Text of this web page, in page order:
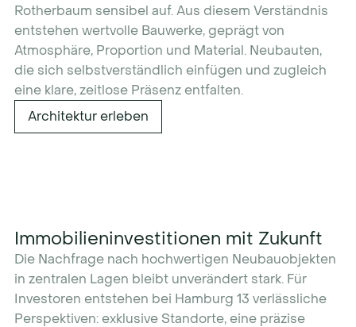
Rotherbaum sensibel auf. Aus diesem Verständnis
entstehen wertvolle Bauwerke, geprägt von
Atmosphäre, Proportion und Material. Neubauten,
die sich selbstverständlich einfügen und zugleich
eine klare, zeitlose Präsenz entfalten.
Architektur erleben
Immobilieninvestitionen mit Zukunft
Die Nachfrage nach hochwertigen Neubauobjekten
in zentralen Lagen bleibt unverändert stark. Für
Investoren entstehen bei Hamburg 13 verlässliche
Perspektiven: exklusive Standorte, eine präzise